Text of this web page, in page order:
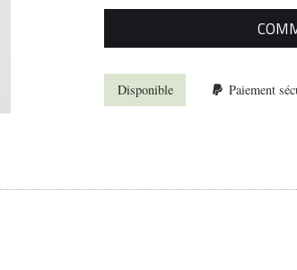
Disponible Paiement